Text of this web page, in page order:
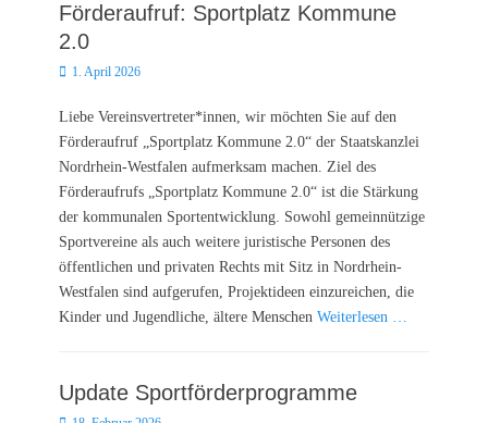
Förderaufruf: Sportplatz Kommune
2.0
Posted
1. April 2026
Liebe Vereinsvertreter*innen, wir möchten Sie auf den
Förderaufruf „Sportplatz Kommune 2.0“ der Staatskanzlei
Nordrhein-Westfalen aufmerksam machen. Ziel des
Förderaufrufs „Sportplatz Kommune 2.0“ ist die Stärkung
der kommunalen Sportentwicklung. Sowohl gemeinnützige
Sportvereine als auch weitere juristische Personen des
öffentlichen und privaten Rechts mit Sitz in Nordrhein-
Westfalen sind aufgerufen, Projektideen einzureichen, die
Kinder und Jugendliche, ältere Menschen Weiterlesen …
Update Sportförderprogramme